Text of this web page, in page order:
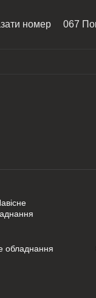
номер 067
обладнання